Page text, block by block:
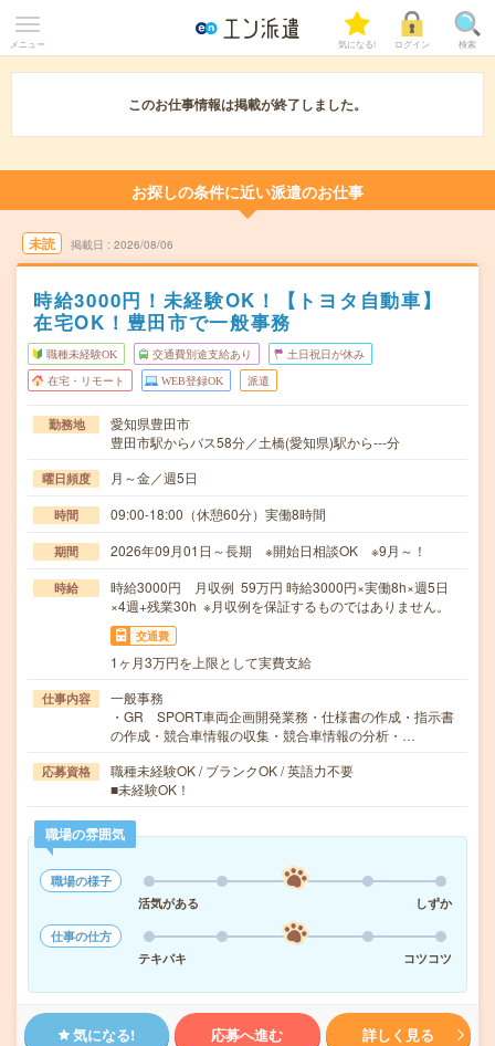
メニュー 気になる! ログイン 検索
このお仕事情報は掲載が終了しました。
お探しの条件に近い派遣のお仕事
未読 掲載日 2026/08/06
時給3000円！未経験OK！【トヨタ自動車】
在宅OK！豊田市で一般事務
職種未経験OK 交通費別途支給あり 土日祝日が休み
在宅・リモート WEB登録OK 派遣
勤務地
愛知県豊田市
豊田市駅からバス58分／土橋(愛知県)駅から---分
曜日頻度 月～金／週5日
時間 09:00-18:00（休憩60分）実働8時間
期間 2026年09月01日～長期 ※開始日相談OK ※9月～！
時給
時給3000円 月収例 59万円 時給3000円×実働8h×週5日
×4週+残業30h ※月収例を保証するものではありません。
交通費
1ヶ月3万円を上限として実費支給
仕事内容
一般事務
・GR SPORT車両企画開発業務・仕様書の作成・指示書
の作成・競合車情報の収集・競合車情報の分析・…
応募資格
職種未経験OK / ブランクOK / 英語力不要
■未経験OK！
職場の雰囲気
職場の様子
活気がある
しずか
仕事の仕方
テキパキ
コツコツ
気になる! 応募へ進む 詳しく見る